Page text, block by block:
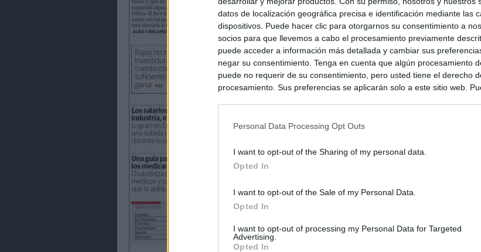
datos de localización geográfica precisa e identificación mediante las
dispositivos. Puede hacer clic para otorgarnos su consentimiento a
socios para que llevemos a cabo el procesamiento previamente
puede acceder a información más detallada y cambiar sus
negar su consentimiento. Tenga en cuenta que algún procesamiento
puede no requerir de su consentimiento, pero usted tiene el derecho
procesamiento. Sus preferencias se aplicarán solo a este sitio web.
Personal Data Processing Opt Outs
I want to opt-out of the Sharing of my personal data.
Opted In
I want to opt-out of the Sale of my Personal Data.
Opted In
I want to opt-out of processing my Personal Data for Targeted
Advertising.
Opted In